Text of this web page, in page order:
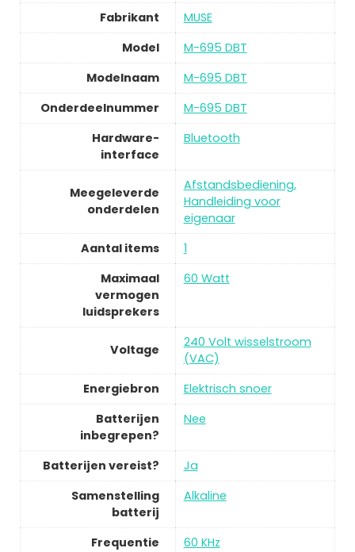
Fabrikant
MUSE
Model
M-695 DBT
Modelnaam
M-695 DBT
Onderdeelnummer
M-695 DBT
Hardware-
interface
Bluetooth
Meegeleverde
onderdelen
Afstandsbediening,
Handleiding voor
eigenaar
Aantal items
1
Maximaal
vermogen
luidsprekers
60 Watt
Voltage
240 Volt wisselstroom
(VAC)
Energiebron
Elektrisch snoer
Batterijen
inbegrepen?
Nee
Batterijen vereist?
Ja
Samenstelling
batterij
Alkaline
Frequentie
60 KHz